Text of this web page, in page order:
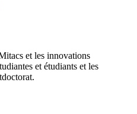
et les innovations
et étudiants et les